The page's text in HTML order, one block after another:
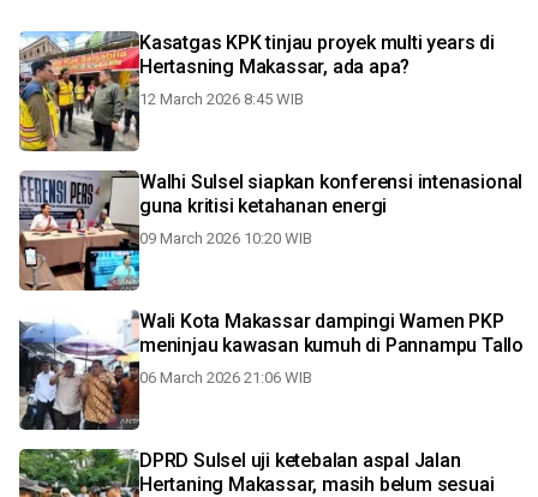
Kasatgas KPK tinjau proyek multi years di
Hertasning Makassar, ada apa?
12 March 2026 8:45 WIB
Walhi Sulsel siapkan konferensi intenasional
guna kritisi ketahanan energi
09 March 2026 10:20 WIB
Wali Kota Makassar dampingi Wamen PKP
meninjau kawasan kumuh di Pannampu Tallo
06 March 2026 21:06 WIB
DPRD Sulsel uji ketebalan aspal Jalan
Hertaning Makassar, masih belum sesuai